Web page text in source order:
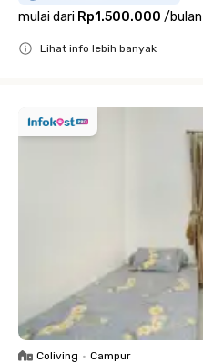
mulai dari Rp1.500.000 /bulan
Lihat info lebih banyak
Coliving • Campur